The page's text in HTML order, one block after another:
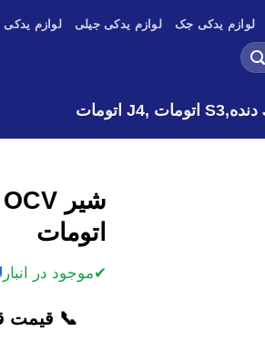
لوازم یدکی جک لوازم یدکی جیلی لوازم
اتومات
✔موجود در انبار
📞 قیمت